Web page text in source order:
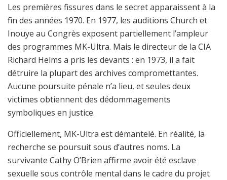
Les premières fissures dans le secret apparaissent à la
fin des années 1970. En 1977, les auditions Church et
Inouye au Congrès exposent partiellement l’ampleur
des programmes MK-Ultra. Mais le directeur de la CIA
Richard Helms a pris les devants : en 1973, il a fait
détruire la plupart des archives compromettantes.
Aucune poursuite pénale n’a lieu, et seules deux
victimes obtiennent des dédommagements
symboliques en justice.
Officiellement, MK-Ultra est démantelé. En réalité, la
recherche se poursuit sous d’autres noms. La
survivante Cathy O’Brien affirme avoir été esclave
sexuelle sous contrôle mental dans le cadre du projet